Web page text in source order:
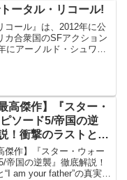
に異色なエピソードとし
ータル・リコール!
コール』は、2012年に公
カ合衆国のSFアクション
にアーノルド・シュワル
高傑作】『スター・
ソード5/帝国の逆
！衝撃のラストと“I
の真実
傑作】『スター・ウォー
帝国の逆襲』徹底解説！
“I am your father”の真実